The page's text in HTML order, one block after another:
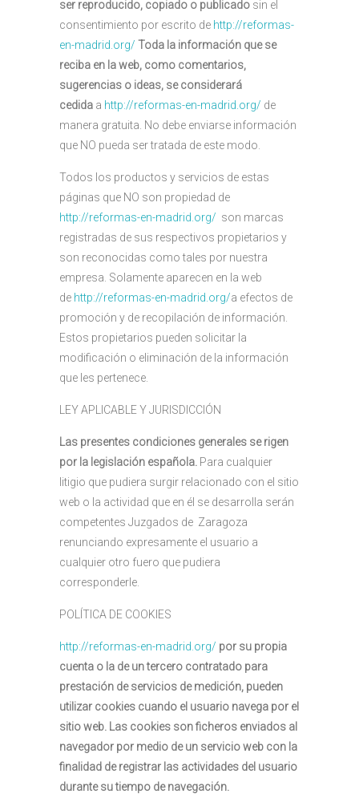
ser reproducido, copiado o publicado sin el
consentimiento por escrito de http://reformas-
en-madrid.org/ Toda la información que se
reciba en la web, como comentarios,
sugerencias o ideas, se considerará
cedida a http://reformas-en-madrid.org/ de
manera gratuita. No debe enviarse información
que NO pueda ser tratada de este modo.
Todos los productos y servicios de estas
páginas que NO son propiedad de
http://reformas-en-madrid.org/ son marcas
registradas de sus respectivos propietarios y
son reconocidas como tales por nuestra
empresa. Solamente aparecen en la web
de http://reformas-en-madrid.org/a efectos de
promoción y de recopilación de información.
Estos propietarios pueden solicitar la
modificación o eliminación de la información
que les pertenece.
LEY APLICABLE Y JURISDICCIÓN
Las presentes condiciones generales se rigen
por la legislación española. Para cualquier
litigio que pudiera surgir relacionado con el sitio
web o la actividad que en él se desarrolla serán
competentes Juzgados de Zaragoza
renunciando expresamente el usuario a
cualquier otro fuero que pudiera
corresponderle.
POLÍTICA DE COOKIES
http://reformas-en-madrid.org/ por su propia
cuenta o la de un tercero contratado para
prestación de servicios de medición, pueden
utilizar cookies cuando el usuario navega por el
sitio web. Las cookies son ficheros enviados al
navegador por medio de un servicio web con la
finalidad de registrar las actividades del usuario
durante su tiempo de navegación.